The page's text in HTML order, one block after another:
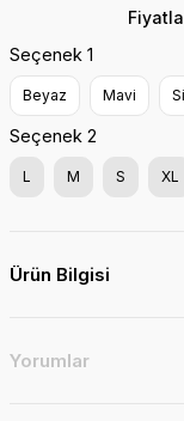
Seçenek 1
Beyaz Mavi
Seçenek 2
L M S XL
Ürün Bilgisi
Yorumlar